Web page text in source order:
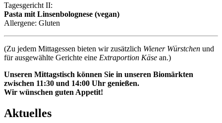
Tagesgericht II:
Pasta mit Linsenbolognese (vegan)
Allergene: Gluten
(Zu jedem Mittagessen bieten wir zusätzlich Wiener Würstchen und
für ausgewählte Gerichte eine Extraportion Käse an.)
Unseren Mittagstisch können Sie in unseren Biomärkten
zwischen 11:30 und 14:00 Uhr genießen.
Wir wünschen guten Appetit!
Aktuelles